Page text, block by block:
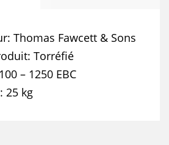
Thomas Fawcett & Sons
Torréfié
– 1250 EBC
25 kg